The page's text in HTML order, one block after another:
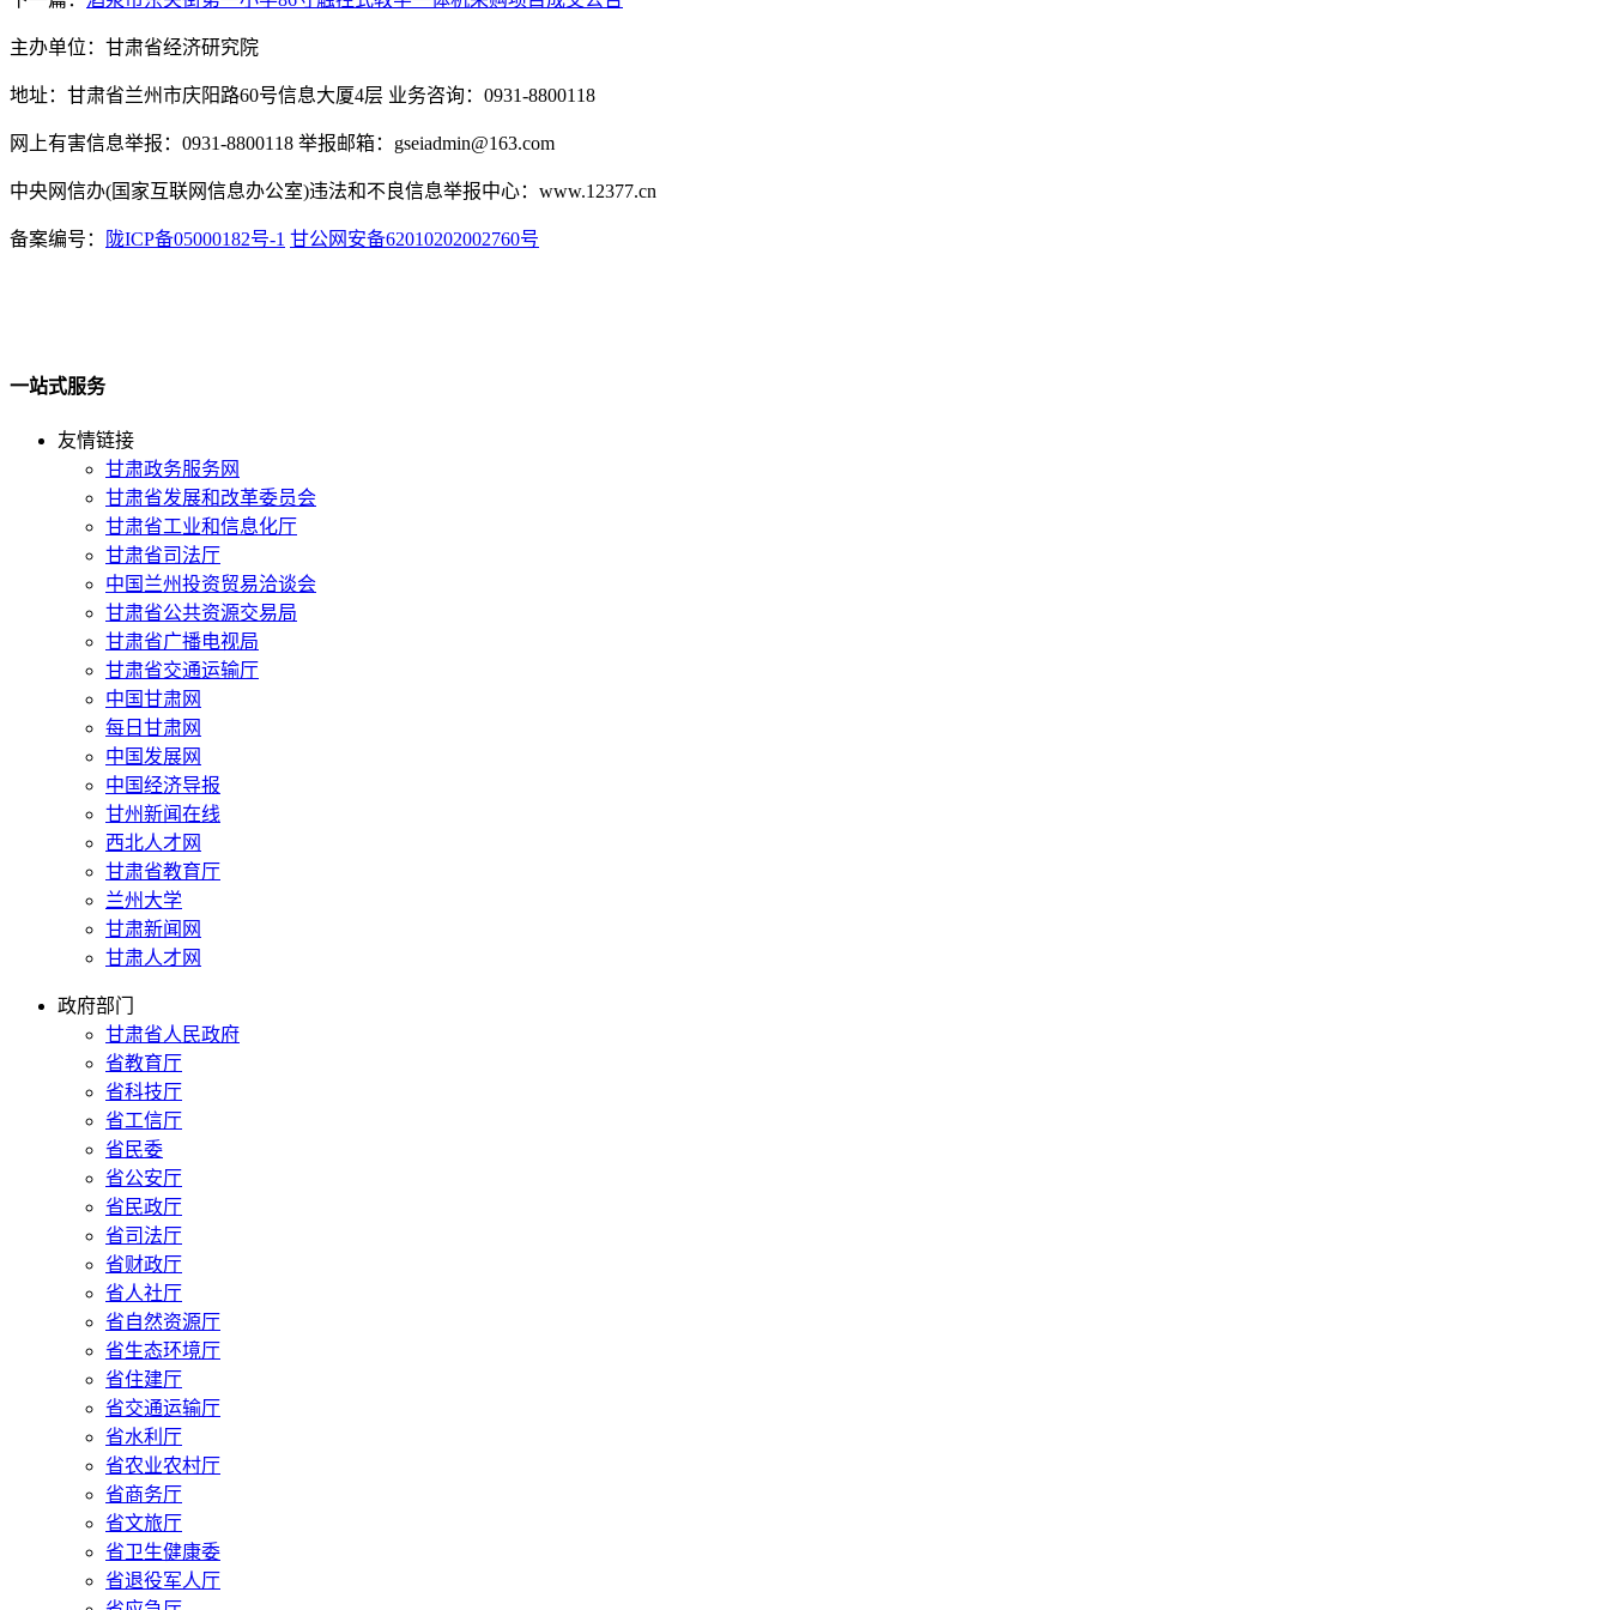
主办单位：甘肃省经济研究院
地址：甘肃省兰州市庆阳路60号信息大厦4层 业务咨询：0931-8800118
网上有害信息举报：0931-8800118 举报邮箱：gseiadmin@163.com
中央网信办(国家互联网信息办公室)违法和不良信息举报中心：www.12377.cn
备案编号： 陇ICP备05000182号-1 甘公网安备62010202002760号
一站式服务
友情链接
甘肃政务服务网
甘肃省发展和改革委员会
甘肃省工业和信息化厅
甘肃省司法厅
中国兰州投资贸易洽谈会
甘肃省公共资源交易局
甘肃省广播电视局
甘肃省交通运输厅
中国甘肃网
每日甘肃网
中国发展网
中国经济导报
甘州新闻在线
西北人才网
甘肃省教育厅
兰州大学
甘肃新闻网
甘肃人才网
政府部门
甘肃省人民政府
省教育厅
省科技厅
省工信厅
省民委
省公安厅
省民政厅
省司法厅
省财政厅
省人社厅
省自然资源厅
省生态环境厅
省住建厅
省交通运输厅
省水利厅
省农业农村厅
省商务厅
省文旅厅
省卫生健康委
省退役军人厅